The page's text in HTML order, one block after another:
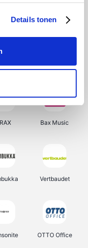
Details tonen
Point My Jewellery
Bax Music
Vertbaudet
OTTO Office